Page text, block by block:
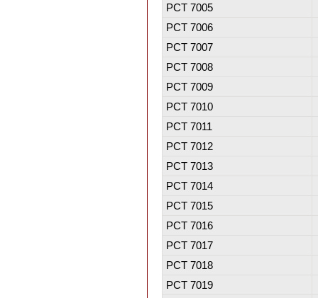
PCT 7005
PCT 7006
PCT 7007
PCT 7008
PCT 7009
PCT 7010
PCT 7011
PCT 7012
PCT 7013
PCT 7014
PCT 7015
PCT 7016
PCT 7017
PCT 7018
PCT 7019